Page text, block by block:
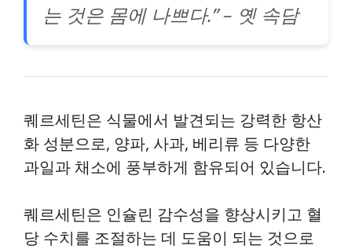
는 것은 몸에 나쁘다.” – 옛 속담
퀘르세틴은 식물에서 발견되는 강력한 항산
화 성분으로, 양파, 사과, 베리류 등 다양한
과일과 채소에 풍부하게 함유되어 있습니다.
퀘르세틴은 인슐린 감수성을 향상시키고 혈
당 수치를 조절하는 데 도움이 되는 것으로